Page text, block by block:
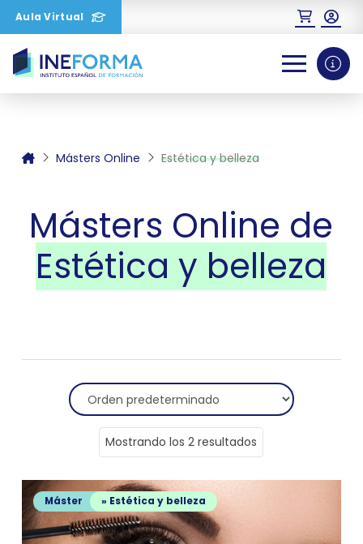
Aula Virtual
Másters Online Estética y belleza
Másters Online de
Estética y belleza
Mostrando los 2 resultados
Máster » Estética y belleza